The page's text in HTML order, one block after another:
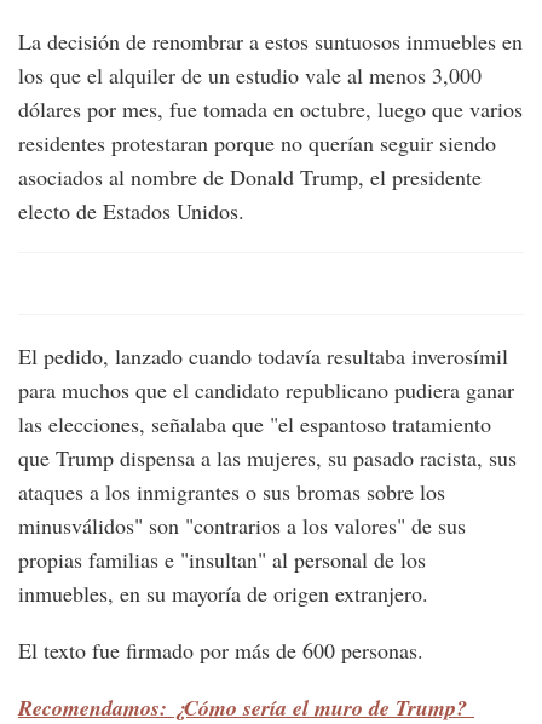
La decisión de renombrar a estos suntuosos inmuebles en
los que el alquiler de un estudio vale al menos 3,000
dólares por mes, fue tomada en octubre, luego que varios
residentes protestaran porque no querían seguir siendo
asociados al nombre de Donald Trump, el presidente
electo de Estados Unidos.
El pedido, lanzado cuando todavía resultaba inverosímil
para muchos que el candidato republicano pudiera ganar
las elecciones, señalaba que "el espantoso tratamiento
que Trump dispensa a las mujeres, su pasado racista, sus
ataques a los inmigrantes o sus bromas sobre los
minusválidos" son "contrarios a los valores" de sus
propias familias e "insultan" al personal de los
inmuebles, en su mayoría de origen extranjero.
El texto fue firmado por más de 600 personas.
Recomendamos: ¿Cómo sería el muro de Trump?